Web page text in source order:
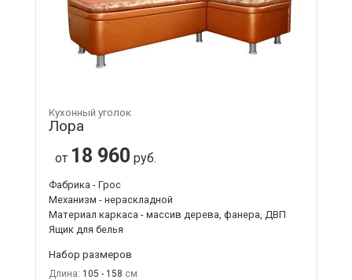
Кухонный уголок
Лора
от 18 960 руб.
Фабрика - Грос
Механизм - нераскладной
Материал каркаса - массив дерева, фанера, ДВП
Ящик для белья
Набор размеров
Длина: 105 - 158